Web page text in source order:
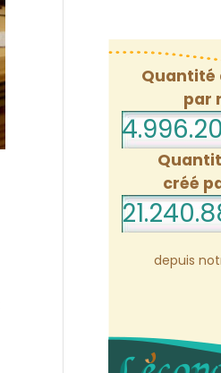
Quantité
par
créé
depuis